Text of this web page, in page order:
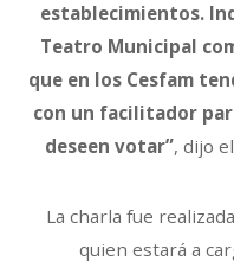
establecimientos.
Teatro Municipal
que en los Cesfam
con un facilitador
deseen votar”, dijo
La charla fue
quien estará a